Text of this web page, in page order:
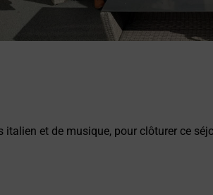
italien et de musique, pour clôturer ce